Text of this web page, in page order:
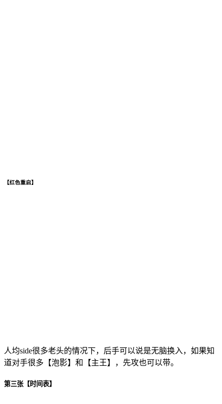
【红色重启】
人均side很多老头的情况下，后手可以说是无脑换入，如果知
道对手很多【泡影】和【主王】，先攻也可以带。
第三张【时间表】